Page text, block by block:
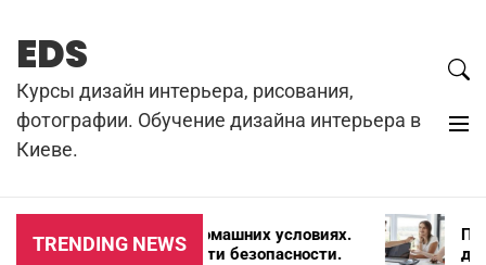
content
EDS
Курсы дизайн интерьера, рисования,
фотографии. Обучение дизайна интерьера в
Киеве.
TRENDING NEWS
Резка бетона в домашних условиях.
Цена и особенности безопасности.
для